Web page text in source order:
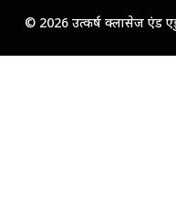
© 2026 उत्कर्ष क्लासेज एंड